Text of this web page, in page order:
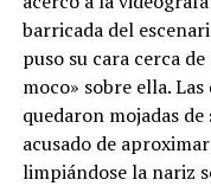
barricada del
puso su cara cerca
moco» sobre ella.
quedaron mojadas
acusado de
limpiándose la nariz